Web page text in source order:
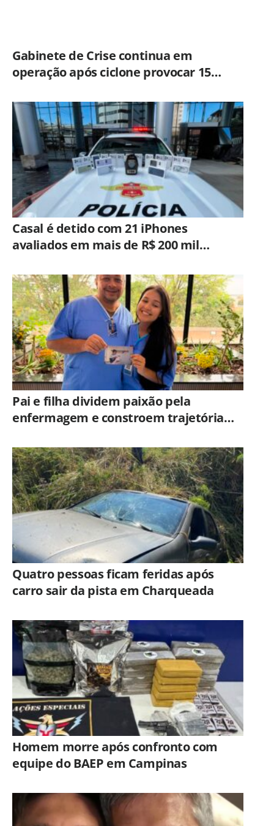
Gabinete de Crise continua em
operação após ciclone provocar 15
Casal é detido com 21 iPhones
avaliados em mais de R$ 200 mil
Campinas
Pai e filha dividem paixão pela
enfermagem e constroem trajetória
Americana
Quatro pessoas ficam feridas após
carro sair da pista em Charqueada
Homem morre após confronto com
equipe do BAEP em Campinas